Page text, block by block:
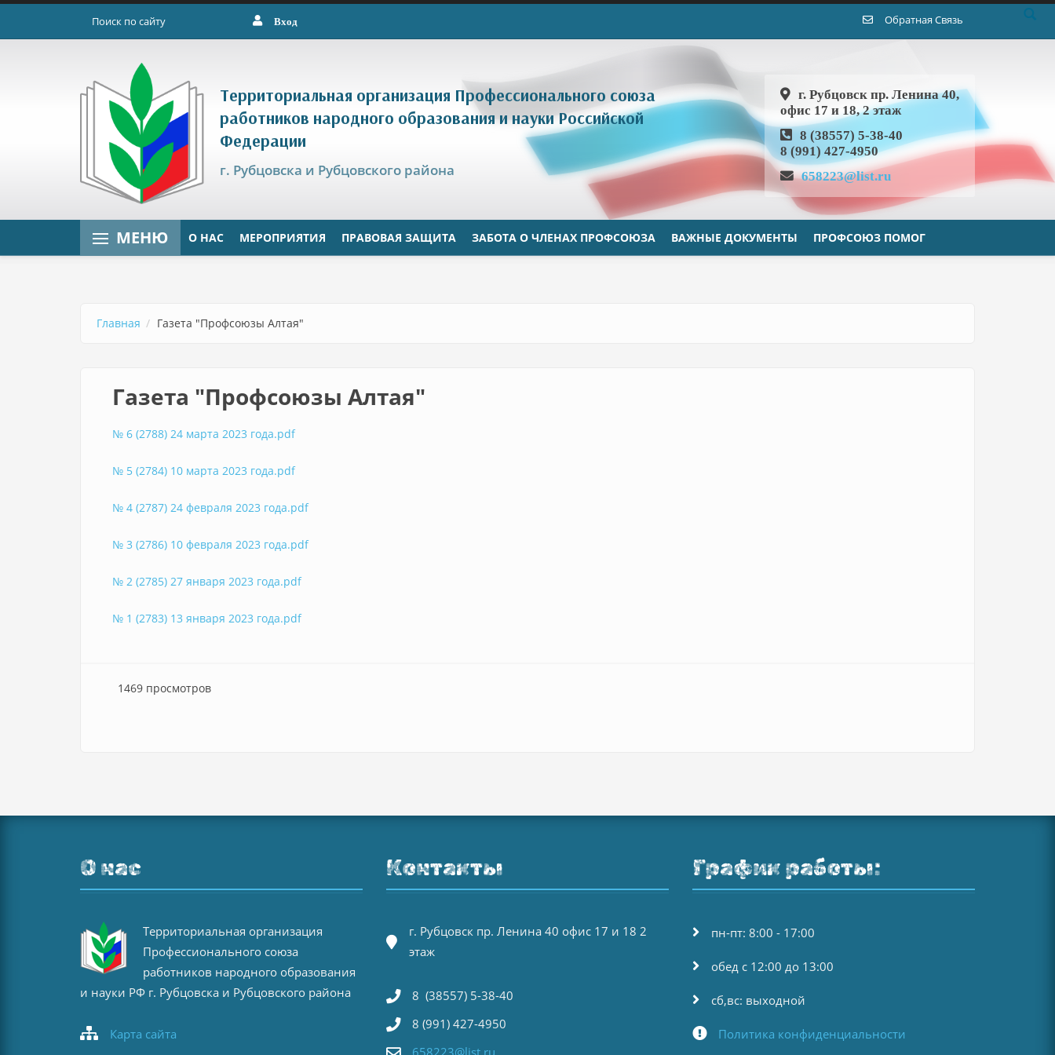
Перейти к основному содержанию
Форма поиска
Вход Обратная Связь
Территориальная организация Профессионального союза
работников народного образования и науки Российской
Федерации
г. Рубцовска и Рубцовского района
г. Рубцовск пр. Ленина 40,
офис 17 и 18, 2 этаж
8 (38557) 5-38-40
8 (991) 427-4950
658223@list.ru
МЕНЮ О НАС МЕРОПРИЯТИЯ ПРАВОВАЯ ЗАЩИТА ЗАБОТА О ЧЛЕНАХ ПРОФСОЮЗА ВАЖНЫЕ ДОКУМЕНТЫ ПРОФСОЮЗ ПОМОГ
Главная Газета "Профсоюзы Алтая"
Газета "Профсоюзы Алтая"
№ 6 (2788) 24 марта 2023 года.pdf
№ 5 (2784) 10 марта 2023 года.pdf
№ 4 (2787) 24 февраля 2023 года.pdf
№ 3 (2786) 10 февраля 2023 года.pdf
№ 2 (2785) 27 января 2023 года.pdf
№ 1 (2783) 13 января 2023 года.pdf
1469 просмотров
О нас
Территориальная организация
Профессионального союза
работников народного образования
и науки РФ г. Рубцовска и Рубцовского района
Карта сайта
Контакты
г. Рубцовск пр. Ленина 40 офис 17 и 18 2
этаж
8 (38557) 5-38-40
8 (991) 427-4950
График работы:
пн-пт: 8:00 - 17:00
обед с 12:00 до 13:00
сб,вс: выходной
Политика конфиденциальности